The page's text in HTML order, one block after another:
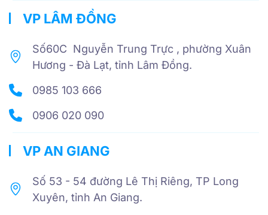
VP LÂM ĐỒNG
Số60C Nguyễn Trung Trực , phường Xuân
Hương - Đà Lạt, tỉnh Lâm Đồng.
0985 103 666
0906 020 090
VP AN GIANG
Số 53 - 54 đường Lê Thị Riêng, TP Long
Xuyên, tỉnh An Giang.